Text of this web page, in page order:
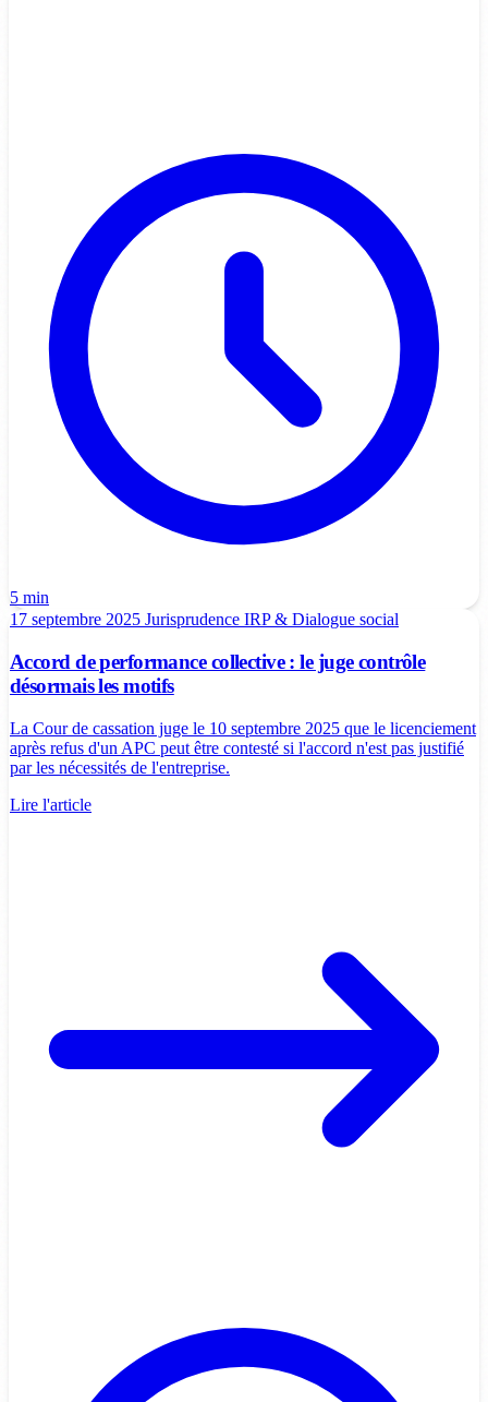
5 min
17 septembre 2025 Jurisprudence IRP & Dialogue social
Accord de performance collective : le juge contrôle
désormais les motifs
La Cour de cassation juge le 10 septembre 2025 que le licenciement
après refus d'un APC peut être contesté si l'accord n'est pas justifié
par les nécessités de l'entreprise.
Lire l'article